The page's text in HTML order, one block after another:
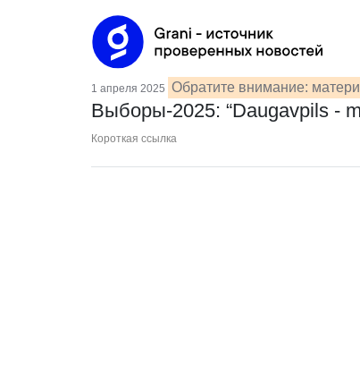
1 апреля 2025 Обратите внимание:
Выборы-2025: “Daugavpils -
Короткая ссылка